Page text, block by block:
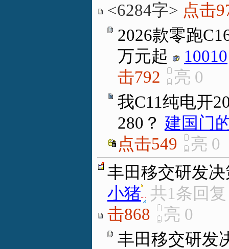
<6284字> 点击
2026款零跑
万元起
10010
击792
亮 0
我C11纯电开
280？ 建国门
点击549
亮 0
丰田移交研发
小猪. 共1条回
击868
亮 0
丰田移交研发